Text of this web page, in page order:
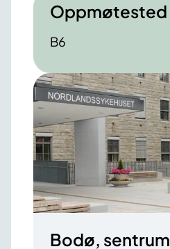
Oppmøtested
B6
Bodø, sentrum